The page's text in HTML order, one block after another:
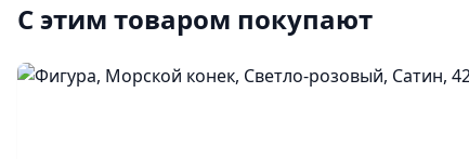
С этим товаром покупают